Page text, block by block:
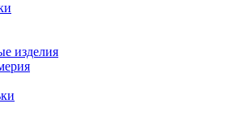
изделия